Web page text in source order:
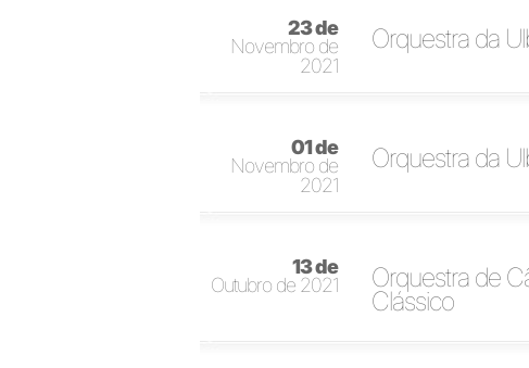
23 de
Novembro de
2021
Orquestra da
01 de
Novembro de
2021
Orquestra da
13 de
Outubro de 2021
Orquestra de
Clássico